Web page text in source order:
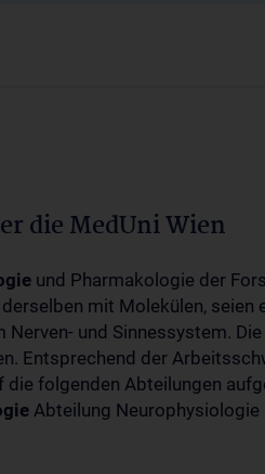
die MedUni Wien
und Pharmakologie der
mit Molekülen,
und Sinnessystem.
Entsprechend der
die folgenden Abteilungen
Abteilung